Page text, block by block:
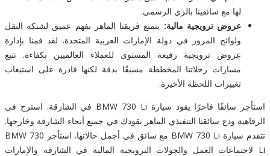
لها مع سائقينا بالزي الرسمي.
عروض ترويجية مالية: يتمتع فريقنا الماهر بفهم عميق لشبكة النقل
ولوائح المرور في دولة الإمارات العربية المتحدة. لقد قمنا بإدارة
عروض ترويجية رفيعة المستوى للعملاء العالميين بكفاءة. تتبع
مسارات رحلاتنا المخططة مسبقًا بدقة لكنها قادرة على استيعاب
تغييرات اللحظة الأخيرة.
استأجر سائقًا فاخرًا يقود سيارة BMW 730 Li في الشارقة. استرخ في
الرفاهية ودع سائقنا التنفيذي الماهر يقودك في جميع أنحاء الشارقة وخارجها.
تتقدم سيارة BMW 730 Li مع سائق في أجمل حالاتها. استأجر BMW 730
Li لاجتماعات العمل والجولات الترويجية المالية في الشارقة والإمارات